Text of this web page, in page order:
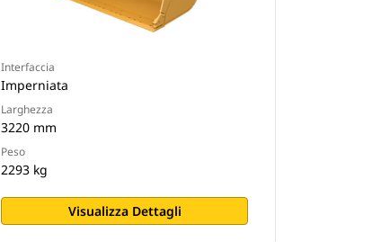
Interfaccia
Imperniata
Larghezza
3220 mm
Peso
2293 kg
Visualizza Dettagli